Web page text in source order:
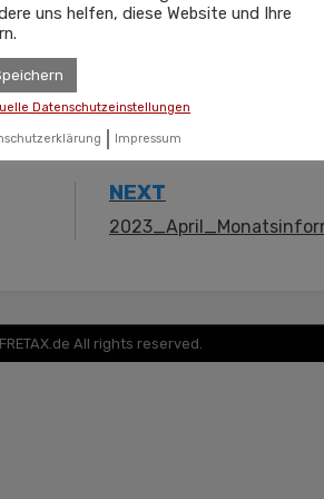
NEXT
All rights reserved.
uns helfen, diese Website und Ihre
Datenschutzeinstellungen
Impressum